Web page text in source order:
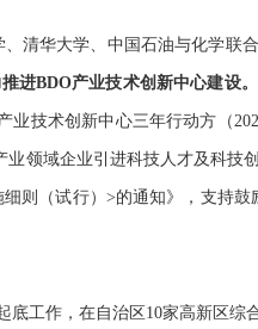
清华大学、中国石油与化学联
进BDO产业技术创新中心建设。
业技术创新中心三年行动方（
业领域企业引进科技人才及科技
则（试行） >的通知》 ， 支持鼓
底工作，在自治区10家高新区综